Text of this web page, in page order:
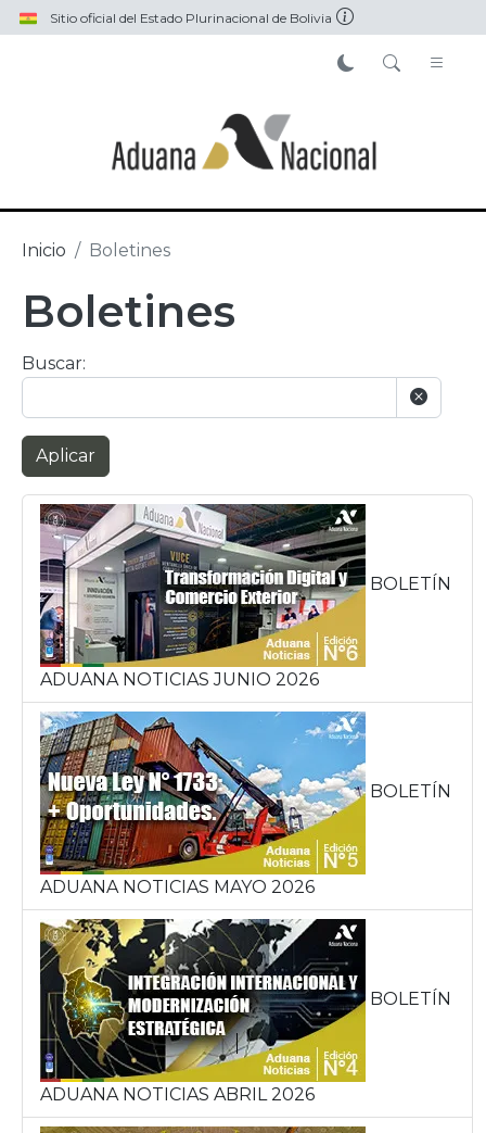
Pasar al contenido principal
Sitio oficial del Estado Plurinacional de Bolivia
Inicio Boletines
Boletines
Buscar:
Aplicar
BOLETÍN
ADUANA NOTICIAS JUNIO 2026
BOLETÍN
ADUANA NOTICIAS MAYO 2026
BOLETÍN
ADUANA NOTICIAS ABRIL 2026